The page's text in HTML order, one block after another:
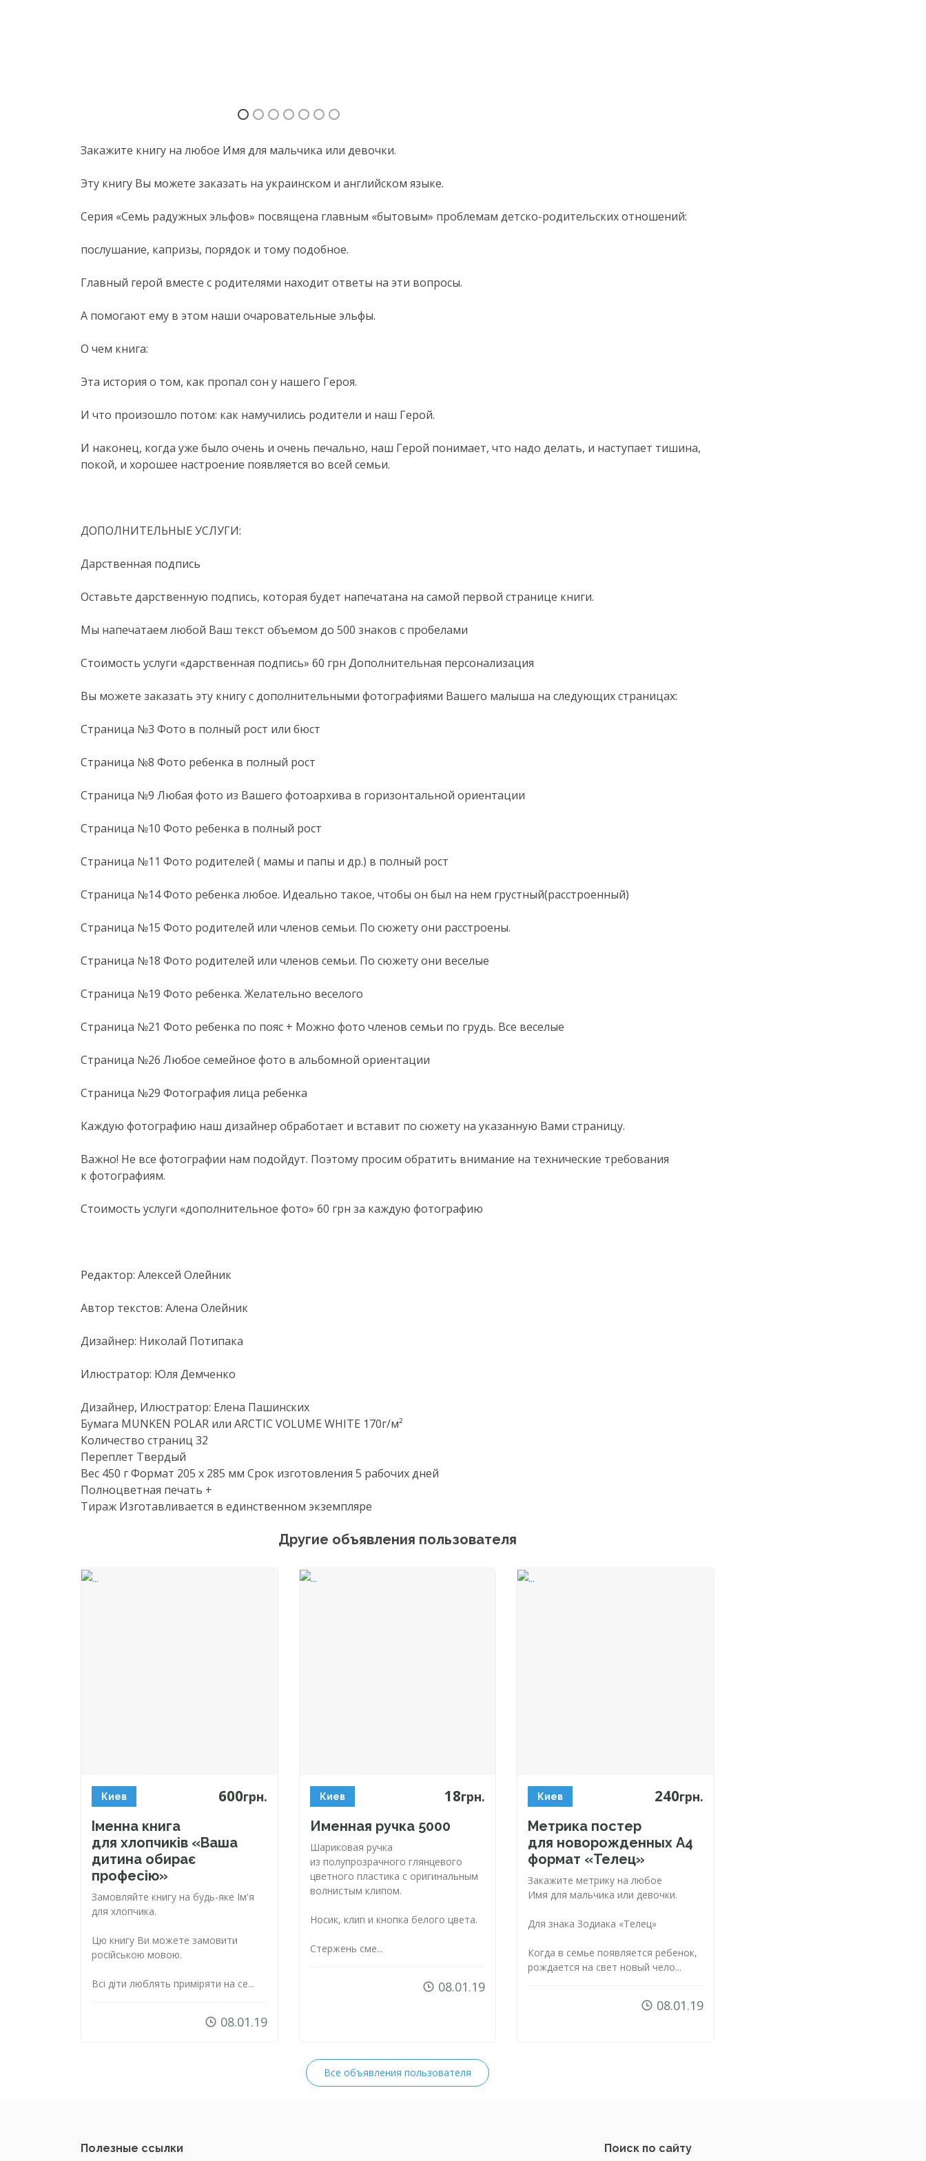
Закажите книгу на любое Имя для мальчика или девочки.
Эту книгу Вы можете заказать на украинском и английском языке.
Серия «Семь радужных эльфов» посвящена главным «бытовым» проблемам детско-родительскихотношений:
послушание, капризы, порядок и тому подобное.
Главный герой вместе с родителями находит ответы на эти вопросы.
А помогают ему в этом наши очаровательные эльфы.
О чем книга:
Эта история о том, как пропал сон у нашего Героя.
И что произошло потом: как намучились родители и наш Герой.
И наконец, когда уже было очень и очень печально, наш Герой понимает, что надо делать, и наступает тишина,
покой, и хорошее настроение появляется во всей семьи.
ДОПОЛНИТЕЛЬНЫЕ УСЛУГИ:
Дарственная подпись
Оставьте дарственную подпись, которая будет напечатана на самой первой странице книги.
Мы напечатаем любой Ваш текст объемом до 500 знаков с пробелами
Стоимость услуги «дарственная подпись» 60 грн Дополнительная персонализация
Вы можете заказать эту книгу с дополнительными фотографиями Вашего малыша на следующих страницах:
Страница №3 Фото в полный рост или бюст
Страница №8 Фото ребенка в полный рост
Страница №9 Любая фото из Вашего фотоархива в горизонтальной ориентации
Страница №10 Фото ребенка в полный рост
Страница №11 Фото родителей ( мамы и папы и др.) в полный рост
Страница №14 Фото ребенка любое. Идеально такое, чтобы он был на нем грустный(расстроенный)
Страница №15 Фото родителей или членов семьи. По сюжету они расстроены.
Страница №18 Фото родителей или членов семьи. По сюжету они веселые
Страница №19 Фото ребенка. Желательно веселого
Страница №21 Фото ребенка по пояс + Можно фото членов семьи по грудь. Все веселые
Страница №26 Любое семейное фото в альбомной ориентации
Страница №29 Фотография лица ребенка
Каждую фотографию наш дизайнер обработает и вставит по сюжету на указанную Вами страницу.
Важно! Не все фотографии нам подойдут. Поэтому просим обратить внимание на технические требования
к фотографиям.
Стоимость услуги «дополнительное фото» 60 грн за каждую фотографию
Редактор: Алексей Олейник
Автор текстов: Алена Олейник
Дизайнер: Николай Потипака
Илюстратор: Юля Демченко
Дизайнер, Илюстратор: Елена Пашинских
Бумага MUNKEN POLAR или ARCTIC VOLUME WHITE 170г/м²
Количество страниц 32
Переплет Твердый
Вес 450 г Формат 205 х 285 мм Срок изготовления 5 рабочих дней
Полноцветная печать +
Тираж Изготавливается в единственном экземпляре
Другие объявления пользователя
Киев 600грн.
Іменна книга
для хлопчиків «Ваша
дитина обирає
професію»
Замовляйте книгу на будь-яке Ім'я
для хлопчика.
Цю книгу Ви можете замовити
російською мовою.
Всі діти люблять приміряти на се...
08.01.19
Киев 18грн.
Именная ручка 5000
Шариковая ручка
из полупрозрачного глянцевого
цветного пластика с оригинальным
волнистым клипом.
Носик, клип и кнопка белого цвета.
Стержень сме...
08.01.19
Киев 240грн.
Метрика постер
для новорожденных А4
формат «Телец»
Закажите метрику на любое
Имя для мальчика или девочки.
Для знака Зодиака «Телец»
Когда в семье появляется ребенок,
рождается на свет новый чело...
08.01.19
Все объявления пользователя
Полезные ссылки Поиск по сайту